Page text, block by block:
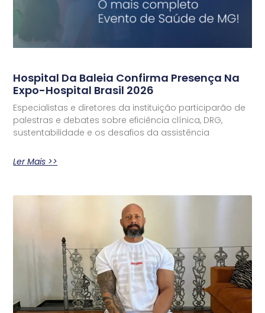
Hospital Da Baleia Confirma Presença Na
Expo-Hospital Brasil 2026
Especialistas e diretores da instituição participarão de
palestras e debates sobre eficiência clínica, DRG,
sustentabilidade e os desafios da assistência
Ler Mais >>